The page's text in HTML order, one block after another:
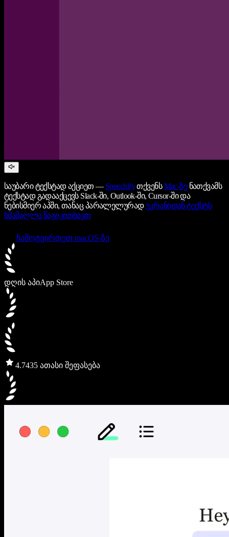
საუბარი ტექსტად აქციეთ — SpeechifyთქვენსMac-ზენათქვამს
ტექსტად გადააქცევს Slack-ში, Outlook-ში, Cursor-ში და
ნებისმიერ აპში, თანაც პარალელურად ეკრანიდან ტექსტს
ხმამაღლა წაგიკითხავთ
ჩამოტვირთეთ macOS-ზე
დღის აპიApp Store
4.7435 ათასი შეფასება